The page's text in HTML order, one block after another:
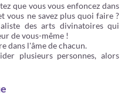
que vous vous enfoncez dans
ne savez plus quoi faire ?
des arts divinatoires qui
de vous-même !
dans l'âme de chacun.
plusieurs personnes, alors